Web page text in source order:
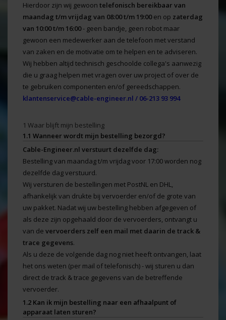
Hierdoor zijn wij gewoon telefonisch bereikbaar van
maandag t/m vrijdag van 08:00 t/m 19:00en op zaterdag
van 10:00 t/m 16:00- geen bandje, geen robot maar
gewoon een medewerker aan de telefoon met verstand
van zaken en de motivatie om te helpen en te adviseren.
Wij hebben altijd technisch geschoolde collega's aanwezig
die u graag helpen met vragen over uw project of over de
te gebruiken componenten en/of gereedschappen.
klantenservice@cable-engineer.nl / 06-213 93 994
1 Waar blijft mijn bestelling
1.1 Wanneer wordt mijn bestelling bezorgd?
Cable-Engineer.nl verstuurt dezelfde dag:
Bestelling van maandag t/m vrijdag voor 17:00 worden nog
dezelfde dag verstuurd.
Wij versturen de bestellingen met PostNL en DHL,
afhankelijk van drukte bij vervoerder en/of de grote van
uw pakket. Nadat wij uw bestelling hebben afgegeven of
als deze zijn opgehaald door de vervoerders, ontvangt u
van de vervoerders zelf een mail met daarin de track &
trace gegevens.
Als u deze de volgende dag nog niet heeft ontvangen, laat
het ons weten (per mail of telefonisch) - wij sturen u dan
direct de track & trace gegevens van de betreffende
vervoerder.
1.2 Kan ik mijn bestelling naar een afhaalpunt of
apparaat laten sturen?